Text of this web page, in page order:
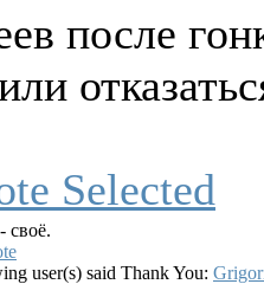
после
своё.
user(s) said Thank You: